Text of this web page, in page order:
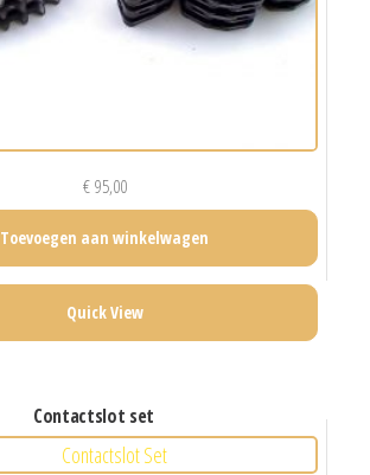
€95,00
Toevoegen aan winkelwagen
Quick View
contactslot set